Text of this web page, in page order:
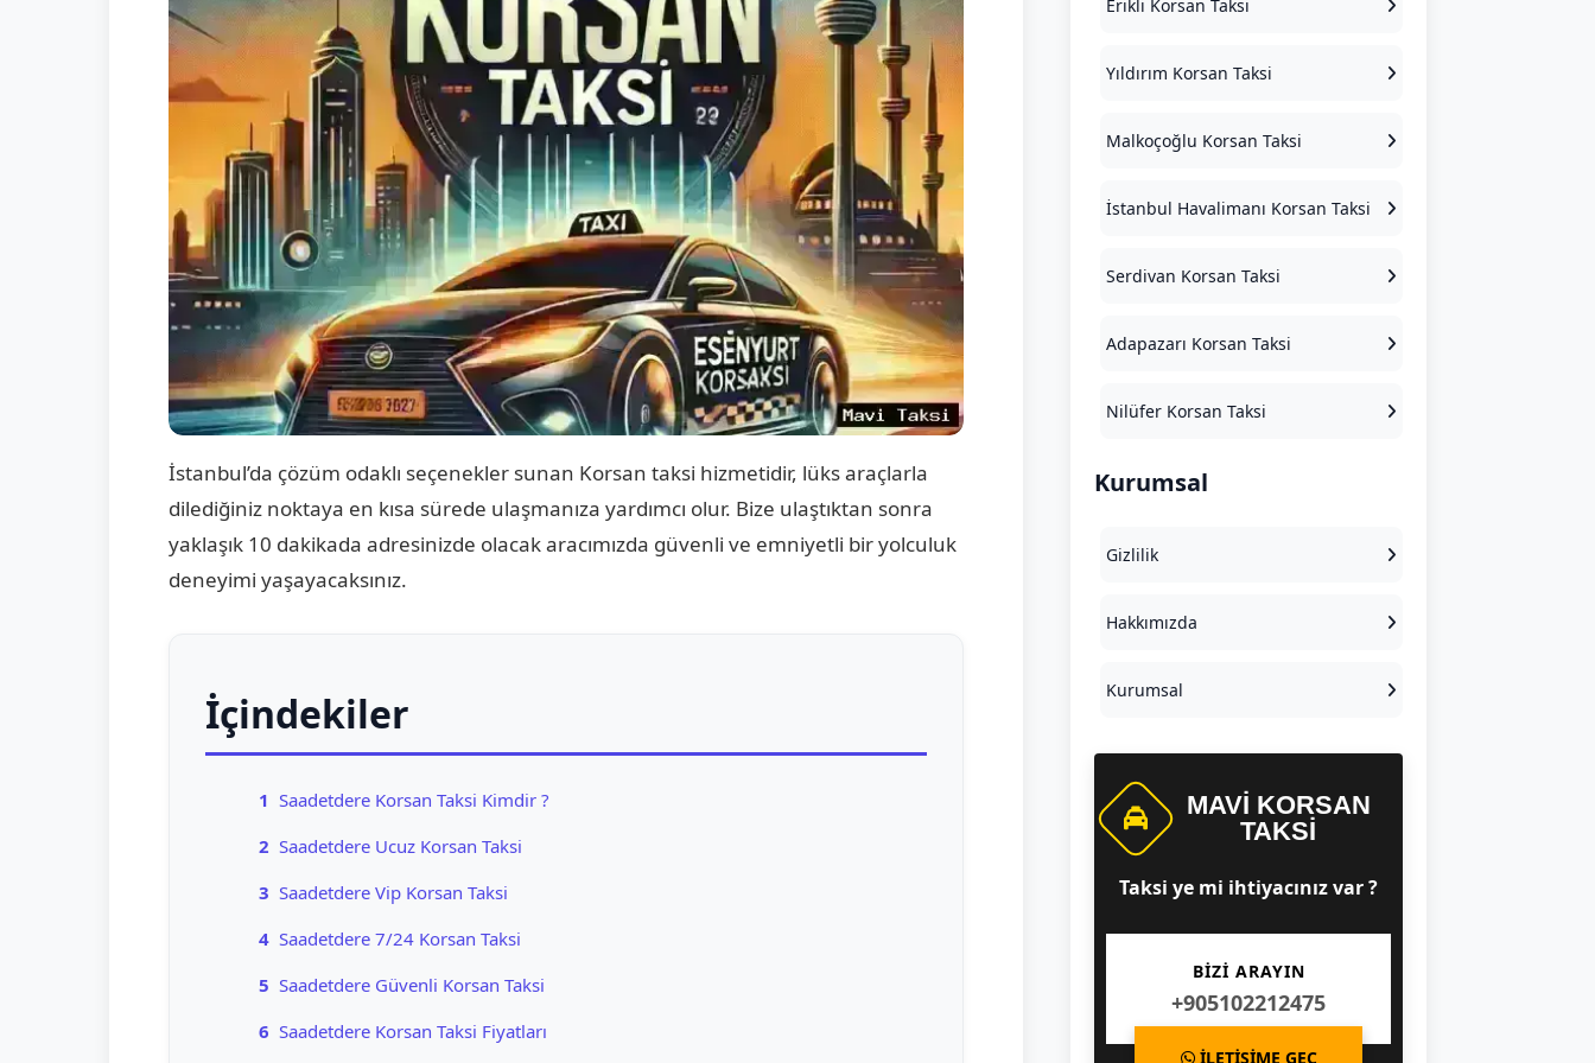
İstanbul’da çözüm odaklı seçenekler sunan Korsan taksi hizmetidir, lüks araçlarla
dilediğiniz noktaya en kısa sürede ulaşmanıza yardımcı olur. Bize ulaştıktan sonra
yaklaşık 10 dakikada adresinizde olacak aracımızda güvenli ve emniyetli bir yolculuk
deneyimi yaşayacaksınız.
İçindekiler
1 Saadetdere Korsan Taksi Kimdir ?
2 Saadetdere Ucuz Korsan Taksi
3 Saadetdere Vip Korsan Taksi
4 Saadetdere 7/24 Korsan Taksi
5 Saadetdere Güvenli Korsan Taksi
6 Saadetdere Korsan Taksi Fiyatları
Erikli Korsan Taksi
Yıldırım Korsan Taksi
Malkoçoğlu Korsan Taksi
İstanbul Havalimanı Korsan Taksi
Serdivan Korsan Taksi
Adapazarı Korsan Taksi
Nilüfer Korsan Taksi
Kurumsal
Gizlilik
Hakkımızda
Kurumsal
MAVI KORSAN
TAKSI
Taksi ye mi ihtiyacınız var ?
BİZİ ARAYIN
+905102212475
İLETİŞİME GEÇ